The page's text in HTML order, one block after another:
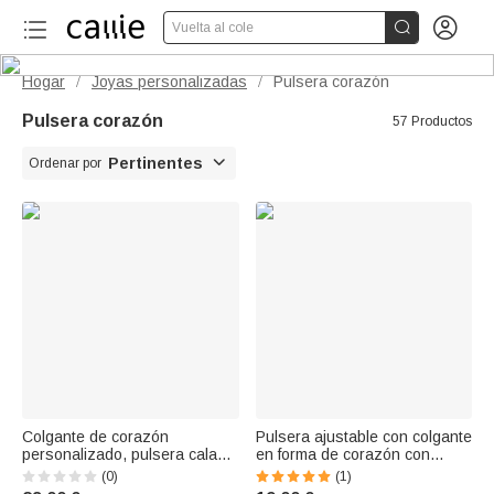
Vuelta al cole  
Hogar / Joyas personalizadas / Pulsera corazón
Pulsera corazón 57 Productos
Ordenar por Pertinentes 
Colgante de corazón
personalizado, pulsera calada
con monograma y proyección
fotográfica. Joyas delicadas,
(0)
Pulsera ajustable con colgante
en forma de corazón con
huella personalizada de
mascota y nombre. Joya
(1)